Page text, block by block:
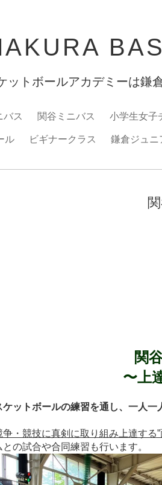
ットボールアカデミーは鎌
バス 関谷ミニバス 小学生女子
ル ビギナークラス 鎌倉ジュニ
関
〜上
ットボールの練習を通し、一人
・競技に真剣に取り 組み上達する
との試合や合同練習も行います。